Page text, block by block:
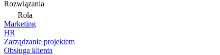
Rozwiązania
Rola
Marketing
HR
Zarządzanie projektem
Obsługa klienta